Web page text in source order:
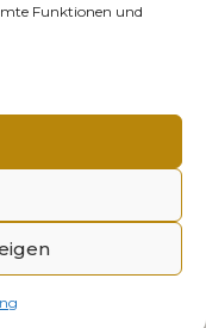
Funktionen und
Rechte